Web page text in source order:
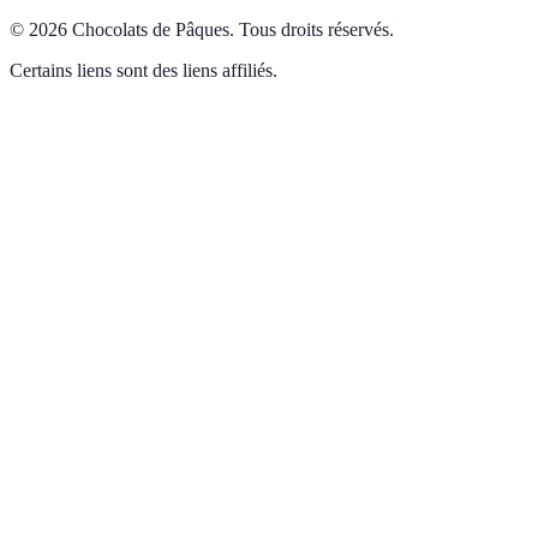
© 2026 Chocolats de Pâques. Tous droits réservés.
Certains liens sont des liens affiliés.